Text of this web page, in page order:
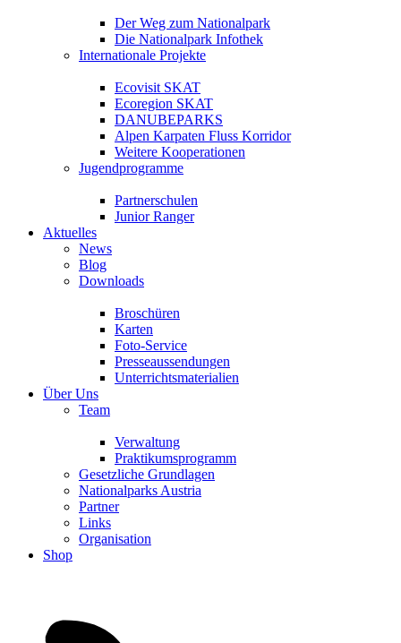
Der Weg zum Nationalpark
Die Nationalpark Infothek
Internationale Projekte
Ecovisit SKAT
Ecoregion SKAT
DANUBEPARKS
Alpen Karpaten Fluss Korridor
Weitere Kooperationen
Jugendprogramme
Partnerschulen
Junior Ranger
Aktuelles
News
Blog
Downloads
Broschüren
Karten
Foto-Service
Presseaussendungen
Unterrichtsmaterialien
Über Uns
Team
Verwaltung
Praktikumsprogramm
Gesetzliche Grundlagen
Nationalparks Austria
Partner
Links
Organisation
Shop